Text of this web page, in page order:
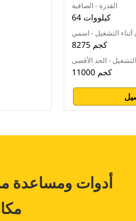
القدرة - الصافية
64 كيلووات
أثناء التشغيل - اسمي
8275 كجم
التشغيل - الحد الأقصى
11000 كجم
أدوات ومساعدة